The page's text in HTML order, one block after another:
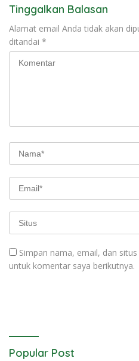
Tinggalkan Balasan
Alamat email Anda tidak akan
ditandai *
Simpan nama, email, dan
untuk komentar saya berikutnya.
Popular Post